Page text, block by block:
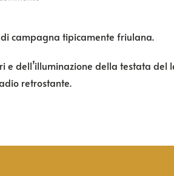
Casa
Campagna
campagna tipicamente friulana.
dell’illuminazione della testata del
retrostante.